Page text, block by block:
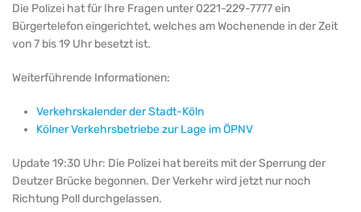
Die Polizei hat für Ihre Fragen unter 0221-229-7777 ein
Bürgertelefon eingerichtet, welches am Wochenende in der Zeit
von 7 bis 19 Uhr besetzt ist.
Weiterführende Informationen:
Verkehrskalender der Stadt-Köln
Kölner Verkehrsbetriebe zur Lage im ÖPNV
Update 19:30 Uhr: Die Polizei hat bereits mit der Sperrung der
Deutzer Brücke begonnen. Der Verkehr wird jetzt nur noch
Richtung Poll durchgelassen.